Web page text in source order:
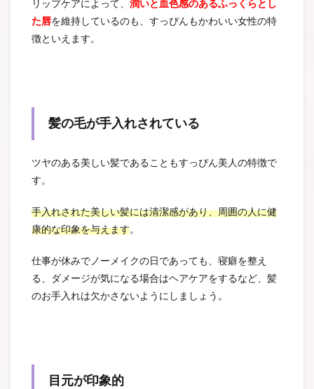
リップケアによって、 潤いと血色感のあるふっくらとし
た唇を維持しているのも、すっぴんもかわいい女性の特
徴といえます。
髪の毛が手入れされている
ツヤのある美しい髪であることもすっぴん美人の特徴で
す。
手入れされた美しい髪には清潔感があり、周囲の人に健
康的な印象を与えます。
仕事が休みでノーメイクの日であっても、寝癖を整え
る、ダメージが気になる場合はヘアケアをするなど、髪
のお手入れは欠かさないようにしましょう。
目元が印象的